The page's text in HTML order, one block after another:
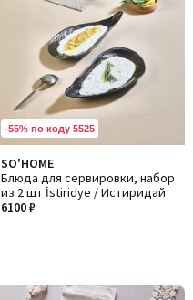
-55% по коду 5525
SO'HOME
Блюда для сервировки, набор
из 2 шт İstiridye / Истиридай
6100 ₽